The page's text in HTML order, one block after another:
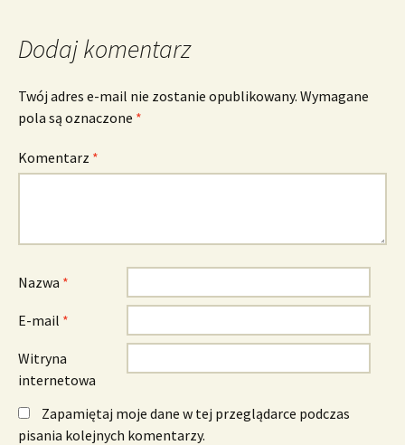
Dodaj komentarz
Twój adres e-mail nie zostanie opublikowany. Wymagane
pola są oznaczone *
Komentarz *
Nazwa *
E-mail *
Witryna
internetowa
Zapamiętaj moje dane w tej przeglądarce podczas
pisania kolejnych komentarzy.